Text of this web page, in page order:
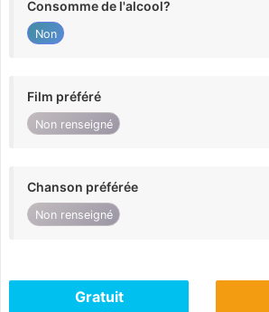
Consomme de l'alcool?
Non
Film préféré
Non renseigné
Chanson préférée
Non renseigné
Gratuit